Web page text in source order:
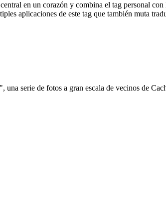
en un corazón y combina el tag personal
aplicaciones de este tag que también muta
serie de fotos a gran escala de vecinos de